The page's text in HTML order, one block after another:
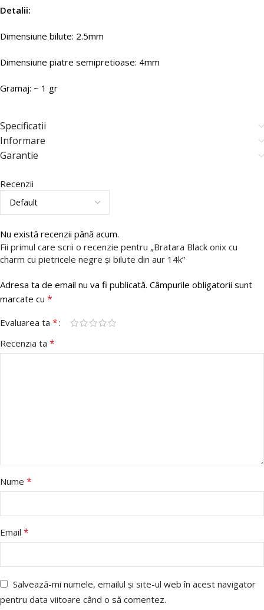
Detalii:
Dimensiune bilute: 2.5mm
Dimensiune piatre semipretioase: 4mm
Gramaj: ~ 1 gr
Specificatii
Informare
Garantie
Recenzii
Nu există recenzii până acum.
Fii primul care scrii o recenzie pentru „Bratara Black onix cu
charm cu pietricele negre și bilute din aur 14k”
Adresa ta de email nu va fi publicată. Câmpurile obligatorii sunt
marcate cu *
Evaluarea ta *
Recenzia ta *
Nume *
Email *
Salvează-mi numele, emailul și site-ul web în acest navigator
pentru data viitoare când o să comentez.